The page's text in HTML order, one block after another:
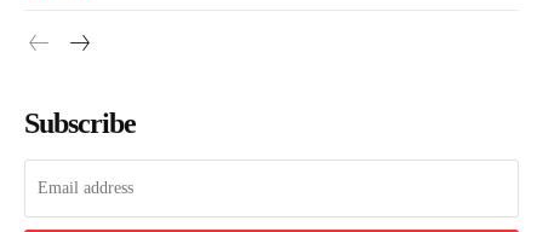
Subscribe